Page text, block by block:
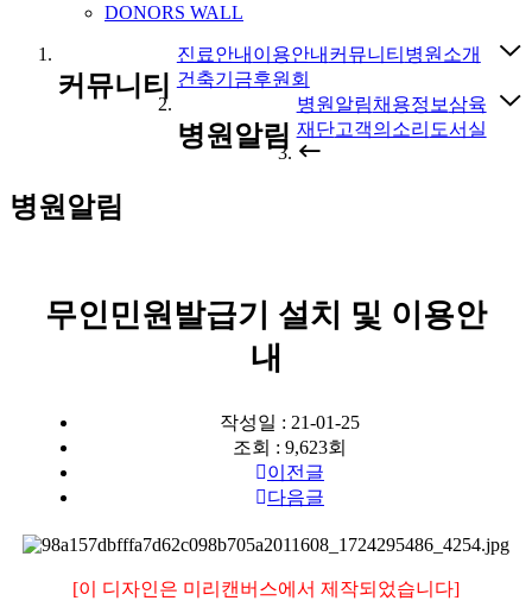
DONORS WALL
커뮤니티
진료안내 이용안내 커뮤니티 병원소개
건축기금후원회
병원알림
병원알림채용정보삼육
재단고객의소리 도서실
병원알림
무인민원발급기 설치 및 이용안
내
작성일 : 21-01-25
조회 : 9,623회
이전글
다음글
[이 디자인은 미리캔버스에서 제작되었습니다]